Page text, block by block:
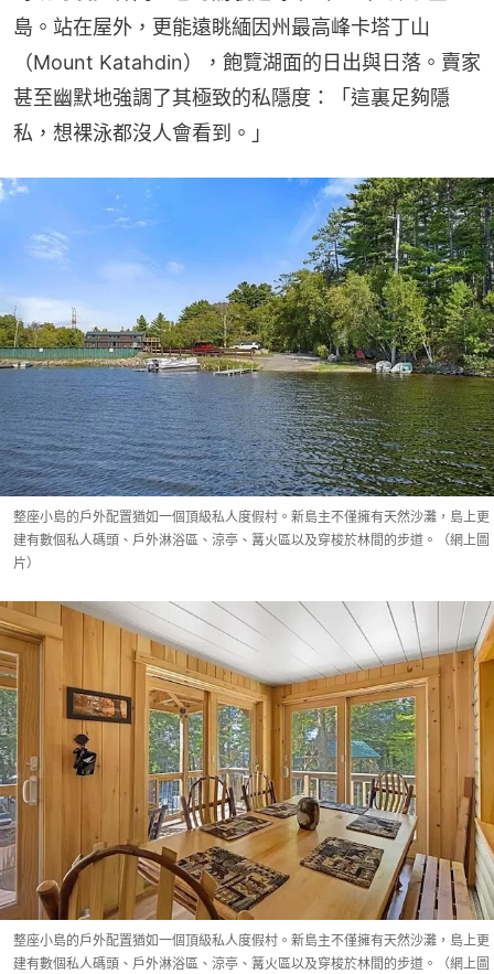
島。站在屋外，更能遠眺緬因州最高峰卡塔丁山
（Mount Katahdin），飽覽湖面的日出與日落。賣家
甚至幽默地強調了其極致的私隱度：「這裏足夠隱
私，想裸泳都沒人會看到。」
整座小島的戶外配置猶如一個頂級私人度假村。新島主不僅擁有天然沙灘，島上更
建有數個私人碼頭、戶外淋浴區、涼亭、篝火區以及穿梭於林間的步道。（網上圖
片）
整座小島的戶外配置猶如一個頂級私人度假村。新島主不僅擁有天然沙灘，島上更
建有數個私人碼頭、戶外淋浴區、涼亭、篝火區以及穿梭於林間的步道。（網上圖